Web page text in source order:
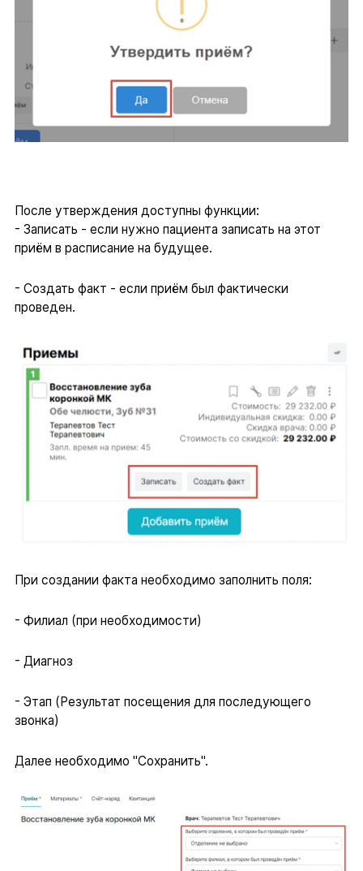
После утверждения доступны функции:
- Записать - если нужно пациента записать на этот
приём в расписание на будущее.
- Создать факт - если приём был фактически
проведен.
При создании факта необходимо заполнить поля:
- Филиал (при необходимости)
- Диагноз
- Этап (Результат посещения для последующего
звонка)
Далее необходимо "Сохранить".